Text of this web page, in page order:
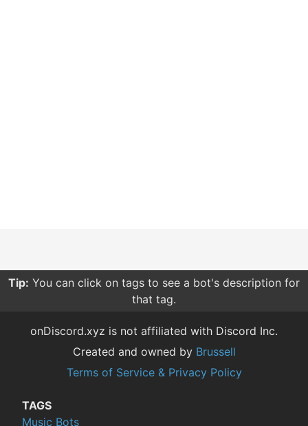
Tip: You can click on tags to see a bot's description for
that tag.
onDiscord.xyz is not affiliated with Discord Inc.
Created and owned by Brussell
Terms of Service & Privacy Policy
TAGS
Music Bots